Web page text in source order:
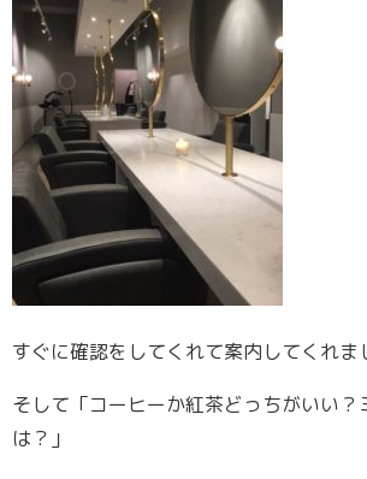
すぐに確認をしてくれて案内してくれま
そして「コーヒーか紅茶どっちがいい？
は？」